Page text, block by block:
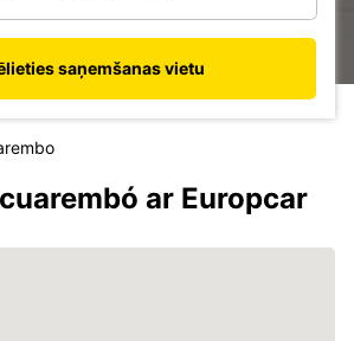
saņemšanas vietu
ar Europcar